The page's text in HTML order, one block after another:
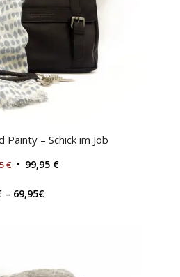
zu
sortieren
– Schick im Job
€ 99,95 €
– 69,95€